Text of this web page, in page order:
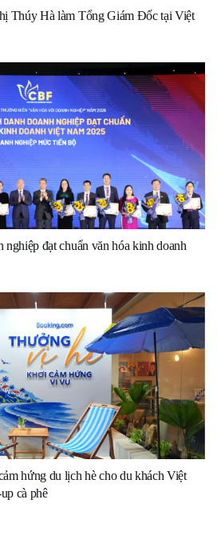
Thúy Hà làm Tổng Giám Đốc tại Việt
đạt chuẩn văn hóa kinh doanh
hứng du lịch hè cho du khách Việt
cà phê